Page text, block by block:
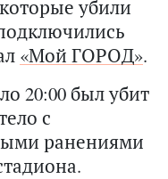
убили
«Мой ГОРОД».
20:00 был убит
с
ранениями